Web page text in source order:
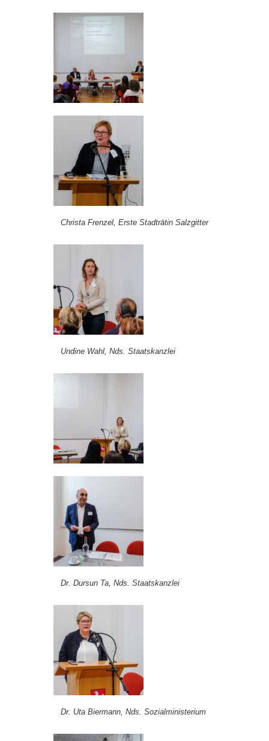
Christa Frenzel, Erste Stadträtin Salzgitter
Undine Wahl, Nds. Staatskanzlei
Dr. Dursun Ta, Nds. Staatskanzlei
Dr. Uta Biermann, Nds. Sozialministerium